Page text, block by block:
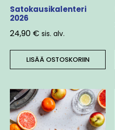
Satokausikalenteri
2026
24,90 € sis. alv.
LISÄÄ OSTOSKORIIN